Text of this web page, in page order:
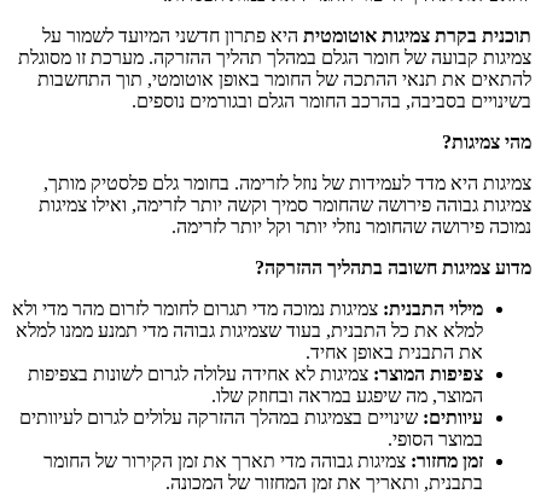
תוכנית בקרת צמיגות אוטומטית היא פתרון חדשני המיועד לשמור על
צמיגות קבועה של חומר הגלם במהלך תהליך ההזרקה. מערכת זו מסוגלת
להתאים את תנאי ההתכה של החומר באופן אוטומטי, תוך התחשבות
בשינויים בסביבה, בהרכב החומר הגלם ובגורמים נוספים.
מהי צמיגות?
צמיגות היא מדד לעמידות של נוזל לזרימה. בחומר גלם פלסטיק מותך,
צמיגות גבוהה פירושה שהחומר סמיך וקשה יותר לזרימה, ואילו צמיגות
נמוכה פירושה שהחומר נוזלי יותר וקל יותר לזרימה.
מדוע צמיגות חשובה בתהליך ההזרקה?
מילוי התבנית: צמיגות נמוכה מדי תגרום לחומר לזרום מהר מדי ולא
למלא את כל התבנית, בעוד שצמיגות גבוהה מדי תמנע ממנו למלא
את התבנית באופן אחיד.
צפיפות המוצר: צמיגות לא אחידה עלולה לגרום לשונות בצפיפות
המוצר, מה שיפגע במראה ובחוזק שלו.
עיוותים: שינויים בצמיגות במהלך ההזרקה עלולים לגרום לעיוותים
במוצר הסופי.
זמן מחזור: צמיגות גבוהה מדי תארך את זמן הקירור של החומר
בתבנית, ותאריך את זמן המחזור של המכונה.